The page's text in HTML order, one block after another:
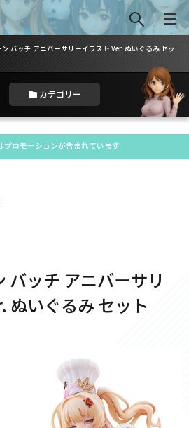
バッチ アニバーサリーイラスト Ver. ぬいぐるみ セッ
カテゴリー
ロモーションが含まれています
バッチ アニバーサリ
ぬいぐるみ セット